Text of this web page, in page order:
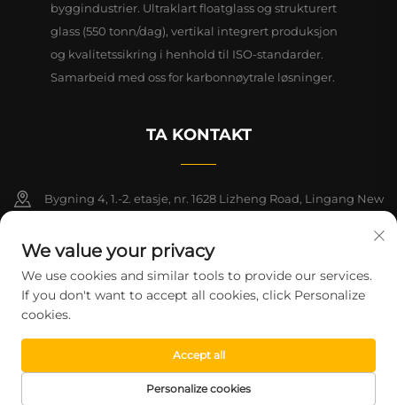
byggindustrier. Ultraklart floatglass og strukturert
glass (550 tonn/dag), vertikal integrert produksjon
og kvalitetssikring i henhold til ISO-standarder.
Samarbeid med oss for karbonnøytrale løsninger.
TA KONTAKT
Bygning 4, 1.-2. etasje, nr. 1628 Lizheng Road, Lingang New
+86-15124919712
[email protected]
Copyright © 2026 Shanghai Montege Technology Co., Ltd. Alle
rettigheter reservert. Personvernpolicy
We value your privacy
We use cookies and similar tools to provide our services.
If you don't want to accept all cookies, click Personalize
cookies.
Personalize cookies
Accept all